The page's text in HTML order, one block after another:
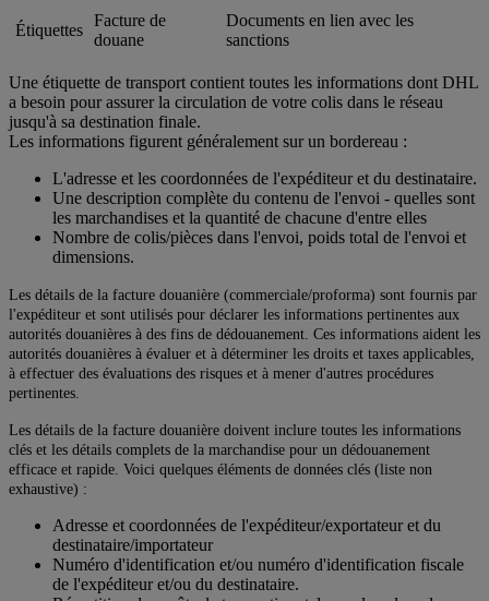
Étiquettes
Facture de
douane
Documents en lien avec les
sanctions
Une étiquette de transport contient toutes les informations dont DHL
a besoin pour assurer la circulation de votre colis dans le réseau
jusqu'à sa destination finale.
Les informations figurent généralement sur un bordereau :
L'adresse et les coordonnées de l'expéditeur et du destinataire.
Une description complète du contenu de l'envoi - quelles sont
les marchandises et la quantité de chacune d'entre elles
Nombre de colis/pièces dans l'envoi, poids total de l'envoi et
dimensions.
Les détails de la facture douanière (commerciale/proforma) sont fournis par
l'expéditeur et sont utilisés pour déclarer les informations pertinentes aux
autorités douanières à des fins de dédouanement. Ces informations aident les
autorités douanières à évaluer et à déterminer les droits et taxes applicables,
à effectuer des évaluations des risques et à mener d'autres procédures
pertinentes.
Les détails de la facture douanière doivent inclure toutes les informations
clés et les détails complets de la marchandise pour un dédouanement
efficace et rapide. Voici quelques éléments de données clés (liste non
exhaustive) :
Adresse et coordonnées de l'expéditeur/exportateur et du
destinataire/importateur
Numéro d'identification et/ou numéro d'identification fiscale
de l'expéditeur et/ou du destinataire.